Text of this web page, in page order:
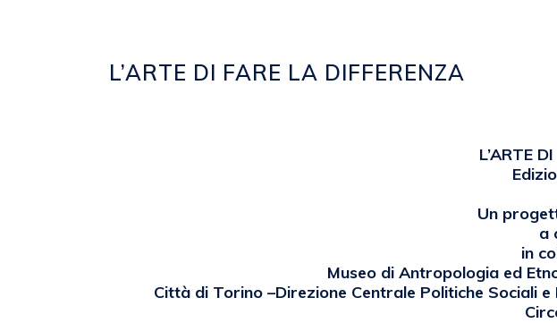
L’ARTE DI FARE LA DIFFERENZA
L’ARTE
Un
a
in
Museo di Antropologia ed
Città di Torino –Direzione Centrale Politiche Sociali